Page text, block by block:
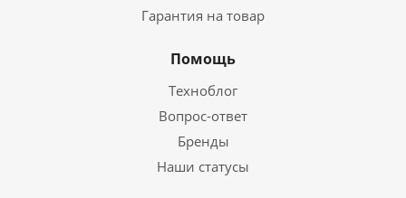
Гарантия на товар
Помощь
Техноблог
Вопрос-ответ
Бренды
Наши статусы